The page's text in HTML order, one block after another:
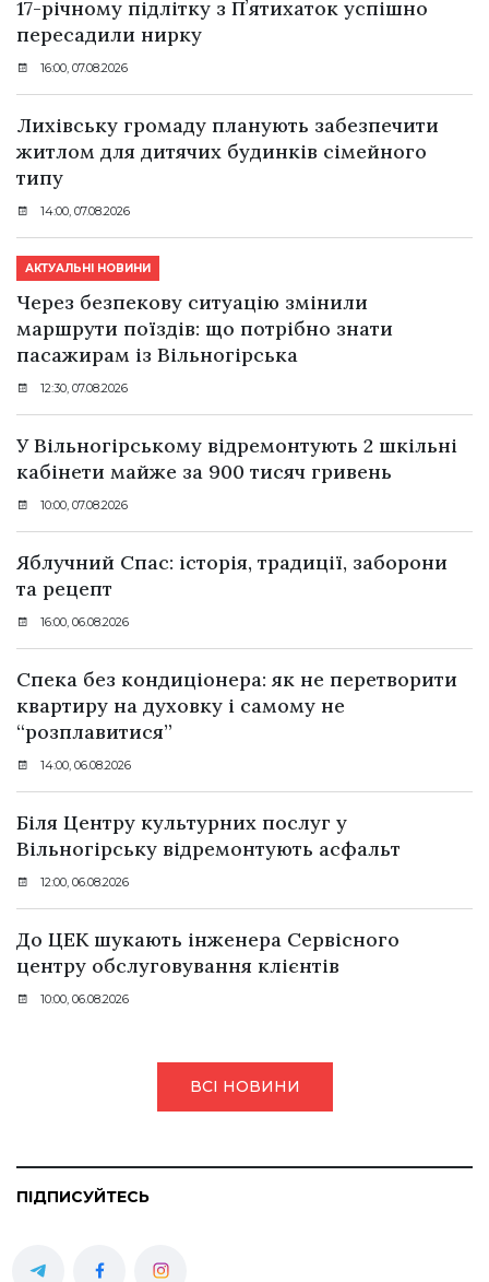
17-річному підлітку з Пʼятихаток успішно
пересадили нирку
16:00, 07.08.2026
Лихівську громаду планують забезпечити
житлом для дитячих будинків сімейного
типу
14:00, 07.08.2026
АКТУАЛЬНІ НОВИНИ
Через безпекову ситуацію змінили
маршрути поїздів: що потрібно знати
пасажирам із Вільногірська
12:30, 07.08.2026
У Вільногірському відремонтують 2 шкільні
кабінети майже за 900 тисяч гривень
10:00, 07.08.2026
Яблучний Спас: історія, традиції, заборони
та рецепт
16:00, 06.08.2026
Спека без кондиціонера: як не перетворити
квартиру на духовку і самому не
“розплавитися”
14:00, 06.08.2026
Біля Центру культурних послуг у
Вільногірську відремонтують асфальт
12:00, 06.08.2026
До ЦЕК шукають інженера Сервісного
центру обслуговування клієнтів
10:00, 06.08.2026
ВСІ НОВИНИ
ПІДПИСУЙТЕСЬ